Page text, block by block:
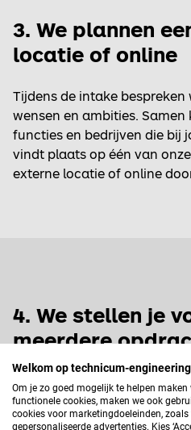
3. We plannen
locatie of online
Tijdens de intake
wensen en ambities.
functies en bedrijven die bij
vindt plaats op één van
externe locatie of online
4. We stellen je
meerdere
Op basis van jouw
op zoek naar passende
in overleg voor bij één of
Welkom op technicum-
Om je zo goed mogelijk te helpen
functionele cookies, maken we ook
cookies voor marketingdoeleinden,
gepersonaliseerde advertenties. Kies